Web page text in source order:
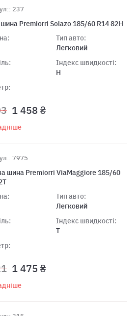
237
шина Premiorri Solazo 185/60 R14 82H
Тип авто:
Легковий
Індекс швидкості:
H
1 458 ₴
7975
шина Premiorri ViaMaggiore 185/60
Тип авто:
Легковий
Індекс швидкості:
T
1 475 ₴